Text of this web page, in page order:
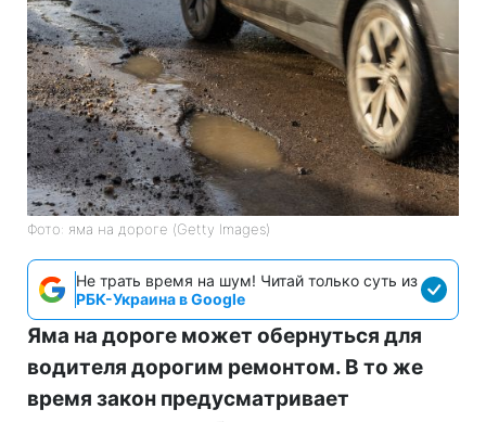
Фото: яма на дороге (Getty Images)
Не трать время на шум! Читай только суть из
РБК-Украина в Google
Яма на дороге может обернуться для
водителя дорогим ремонтом. В то же
время закон предусматривает